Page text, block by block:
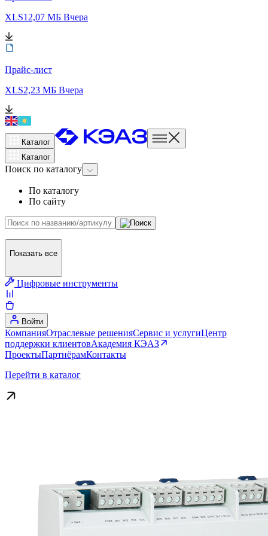
XLS12,07 МБ Вчера
Прайс-лист
XLS2,23 МБ Вчера
Каталог
Каталог
Поиск по каталогу
По каталогу
По сайту
Показать все
Цифровые инструменты
Войти
КомпанияОтраслевые решенияСервис и услугиЦентр
поддержки клиентовАкадемия КЭАЗ
ПроектыПартнёрамКонтакты
Перейти в каталог